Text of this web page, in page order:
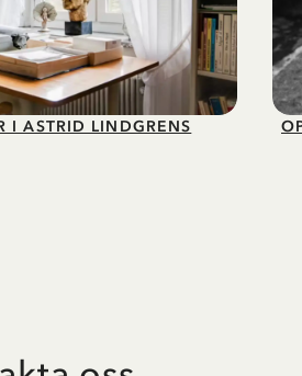
I ASTRID LINDGRENS